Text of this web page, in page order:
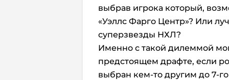
выбрав игрока который,
«Уэллс Фарго Центр»? Или
суперзвезды НХЛ?
Именно с такой дилеммой
предстоящем драфте, если
выбран кем-то другим до 7-